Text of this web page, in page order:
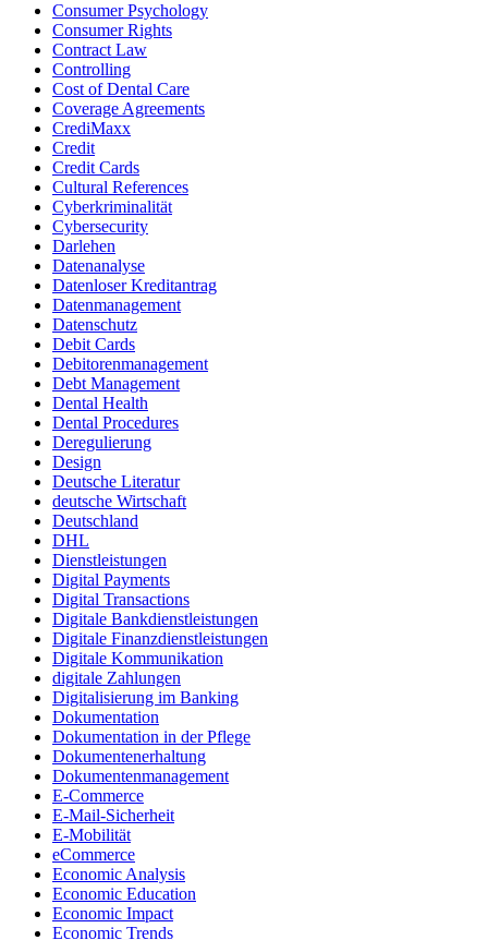
Consumer Psychology
Consumer Rights
Contract Law
Controlling
Cost of Dental Care
Coverage Agreements
CrediMaxx
Credit
Credit Cards
Cultural References
Cyberkriminalität
Cybersecurity
Darlehen
Datenanalyse
Datenloser Kreditantrag
Datenmanagement
Datenschutz
Debit Cards
Debitorenmanagement
Debt Management
Dental Health
Dental Procedures
Deregulierung
Design
Deutsche Literatur
deutsche Wirtschaft
Deutschland
DHL
Dienstleistungen
Digital Payments
Digital Transactions
Digitale Bankdienstleistungen
Digitale Finanzdienstleistungen
Digitale Kommunikation
digitale Zahlungen
Digitalisierung im Banking
Dokumentation
Dokumentation in der Pflege
Dokumentenerhaltung
Dokumentenmanagement
E-Commerce
E-Mail-Sicherheit
E-Mobilität
eCommerce
Economic Analysis
Economic Education
Economic Impact
Economic Trends